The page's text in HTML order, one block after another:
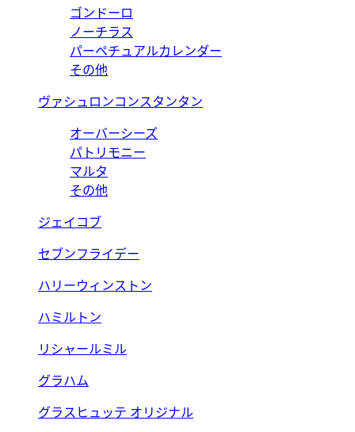
ゴンドーロ
ノーチラス
パーペチュアルカレンダー
その他
ヴァシュロンコンスタンタン
オーバーシーズ
パトリモニー
マルタ
その他
ジェイコブ
セブンフライデー
ハリーウィンストン
ハミルトン
リシャールミル
グラハム
グラスヒュッテ オリジナル